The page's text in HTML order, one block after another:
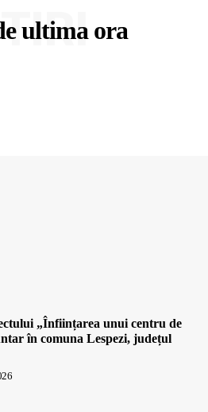
ultima ora
„Înființarea unui centru de
în comuna Lespezi, județul